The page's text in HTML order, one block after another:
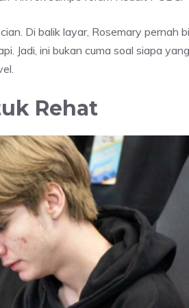
Di balik layar, Rosemary pernah
Jadi, ini bukan cuma soal siapa
Rehat